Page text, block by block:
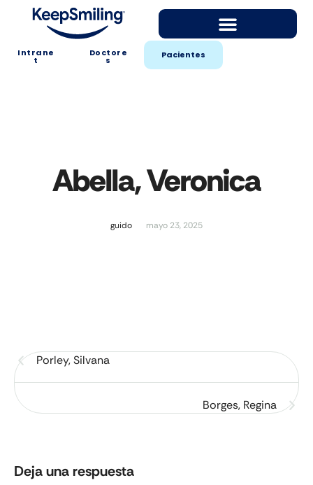
Intrane
t
Doctore
s Pacientes
Abella, Veronica
guido mayo 23, 2025
Porley, Silvana
Borges, Regina
Deja una respuesta